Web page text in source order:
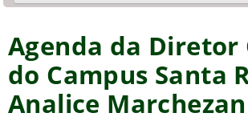
Agenda da Diretor
do Campus Santa
Analice Marchezan